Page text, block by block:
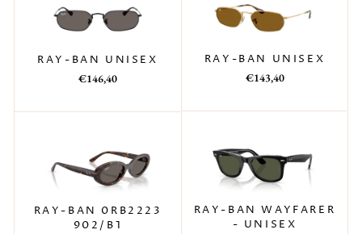
RAY-BAN UNISEX
Prezzo
Prezzo
€146,40
RAY-BAN UNISEX
Prezzo
listino
Prezzo
€143,40
RAY-BAN 0RB2223
902/B1
RAY-BAN WAYFARER
- UNISEX